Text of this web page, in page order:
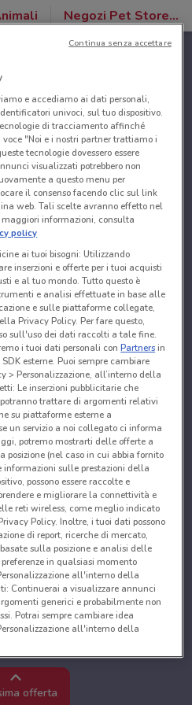
Negozi Pet Store Conad
offerta
e accediamo ai dati personali,
univoci, sul tuo dispositivo.
di tracciamento affinché
"Noi e i nostri partner trattiamo i
tecnologie dovessero essere
visualizzati potrebbero non
a questo menu per
il consenso facendo clic sul link
web. Tali scelte avranno effetto nel
maggiori informazioni, consulta
policy
ai tuoi bisogni: Utilizzando
inserzioni e offerte per i tuoi acquisti
e al tuo mondo. Tutto questo è
e analisi effettuate in base alle
e sulle piattaforme collegate,
Privacy Policy. Per fare questo,
sull'uso dei dati raccolti a tale fine.
i tuoi dati personali conPartnersin
esterne. Puoi sempre cambiare
> Personalizzazione, all’interno della
Le inserzioni pubblicitarie che
trattare di argomenti relativi
su piattaforme esterne a
un servizio a noi collegato ci informa
potremo mostrarti delle offerte a
(nel caso in cui abbia fornito
sulle prestazioni della
possono essere raccolte e
e migliorare la connettività e
reti wireless, come meglio indicato
Policy. Inoltre, i tuoi dati possono
di report, ricerche di mercato,
sulla posizione e analisi delle
in qualsiasi momento
all'interno della
Continuerai a visualizzare annunci
generici e probabilmente non
Potrai sempre cambiare idea
all'interno della
i dati per fornire:
precisi. Scansione attiva delle
dell’identificazione. Archiviare
Continua senza accettare